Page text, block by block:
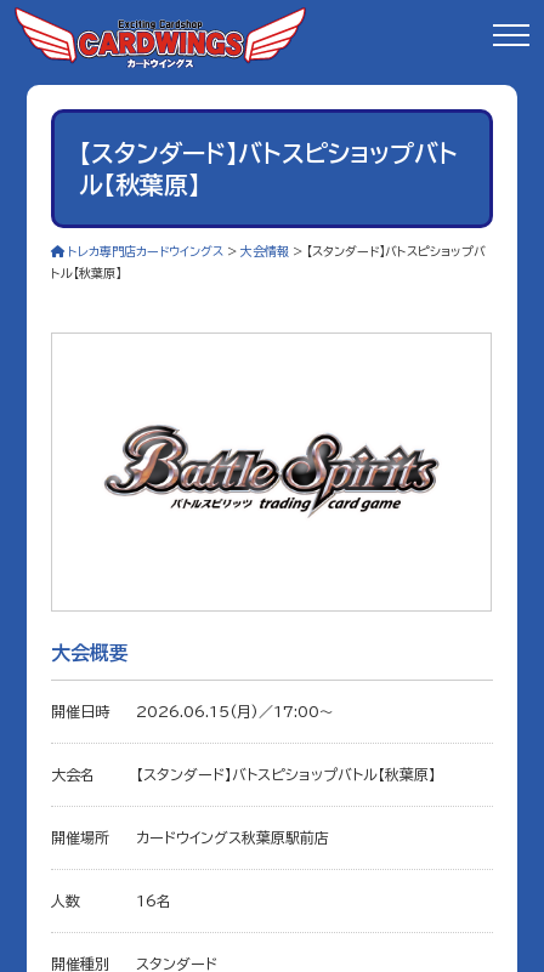
【スタンダード】バトスピショップバト
ル【秋葉原】
トレカ専門店カードウイングス >大会情報 > 【スタンダード】バトスピショップバ
トル【秋葉原】
大会概要
開催日時 2026.06.15(月)／17:00〜
大会名 【スタンダード】バトスピショップバトル【秋葉原】
開催場所 カードウイングス秋葉原駅前店
人数 16名
開催種別 スタンダード